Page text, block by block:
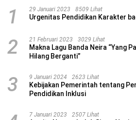
1 29 Januari 2023 8509 Lihat
Urgenitas Pendidikan Karakter
2 21 Februari 2023 3029 Lihat
Makna Lagu Banda Neira “Yang
Hilang Berganti”
3 9 Januari 2024 2623 Lihat
Kebijakan Pemerintah tentang
Pendidikan Inklusi
7 Januari 2023 2507 Lihat